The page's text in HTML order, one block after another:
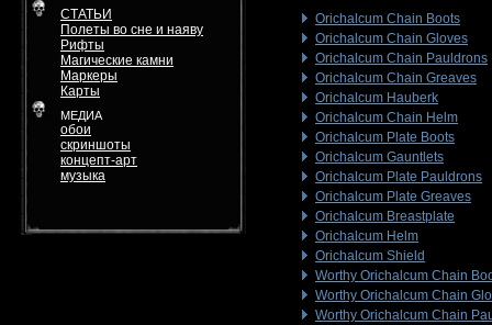
СТАТЬИ
Полеты во сне и наяву
Рифты
Магические камни
Маркеры
Карты
МЕДИА
обои
скриншоты
концепт-арт
музыка
Orichalcum Chain Boots
Orichalcum Chain Gloves
Orichalcum Chain Pauldrons
Orichalcum Chain Greaves
Orichalcum Hauberk
Orichalcum Chain Helm
Orichalcum Plate Boots
Orichalcum Gauntlets
Orichalcum Plate Pauldrons
Orichalcum Plate Greaves
Orichalcum Breastplate
Orichalcum Helm
Orichalcum Shield
Worthy Orichalcum Chain
Worthy Orichalcum Chain
Worthy Orichalcum Chain